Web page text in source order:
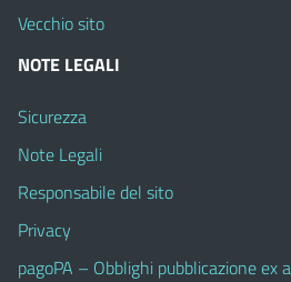
Vecchio sito
NOTE LEGALI
Sicurezza
Note Legali
Responsabile del sito
Privacy
pagoPA – Obblighi pubblicazione ex